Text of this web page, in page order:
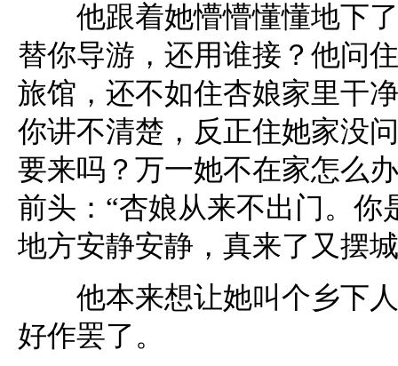
他跟着她懵懵懂懂地下了
替你导游，还用谁接？他问
旅馆，还不如住杏娘家里干
你讲不清楚，反正住她家没
要来吗？万一她不在家怎么
前头：“杏娘从来不出门。
地方安静安静，真来了又摆
他本来想让她叫个乡下人
好作罢了。